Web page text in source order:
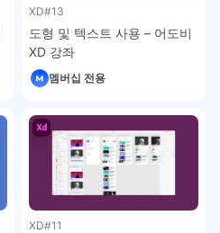
XD#13
도형 및 텍스트 사용 – 어도비
XD 강좌
멤버십 전용
XD#11